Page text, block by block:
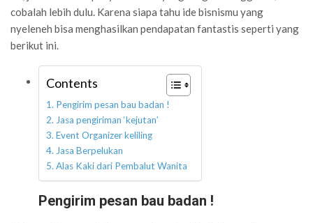
cobalah lebih dulu. Karena siapa tahu ide bisnismu yang
nyeleneh bisa menghasilkan pendapatan fantastis seperti yang
berikut ini.
Contents
Pengirim pesan bau badan !
Jasa pengiriman ‘kejutan’
Event Organizer keliling
Jasa Berpelukan
Alas Kaki dari Pembalut Wanita
Pengirim pesan bau badan !